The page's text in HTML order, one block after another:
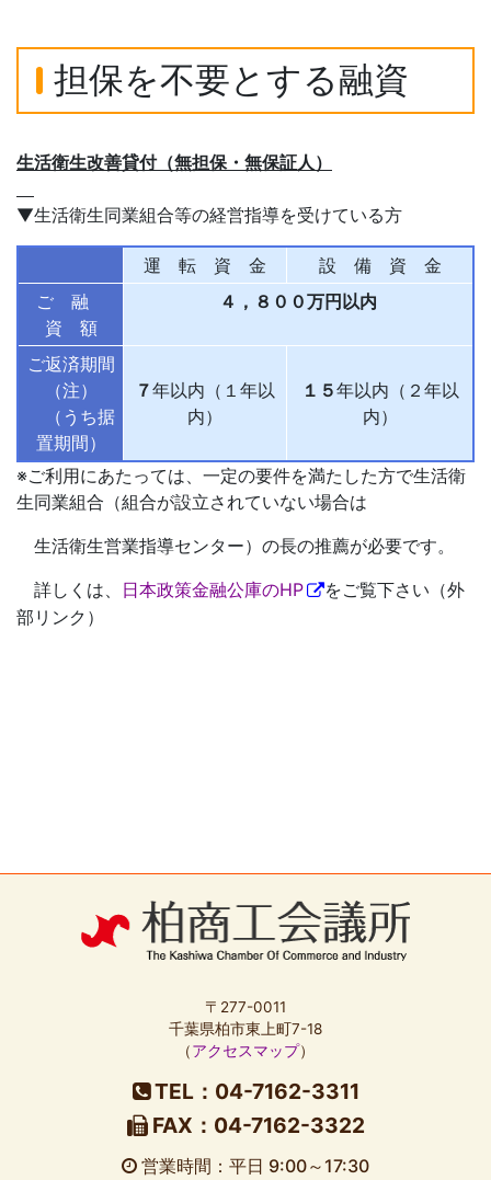
担保を不要とする融資
生活衛生改善貸付（無担保・無保証人）
▼生活衛生同業組合等の経営指導を受けている方
運 転 資 金
設 備 資 金
ご 融
資 額
４，８００万円以内
ご返済期間
（注）
（うち据
置期間）
７年以内（１年以
内）
１５年以内（２年以
内）
※ご利用にあたっては、一定の要件を満たした方で生活衛
生同業組合（組合が設立されていない場合は
生活衛生営業指導センター）の長の推薦が必要です。
詳しくは、 日本政策金融公庫のHP
をご覧下さい（外
部リンク）
〒277-0011
千葉県柏市東上町7-18
（アクセスマップ）
TEL：04-7162-3311
FAX：04-7162-3322
営業時間：平日 9:00～17:30